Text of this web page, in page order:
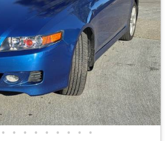
• • • • • • • • •